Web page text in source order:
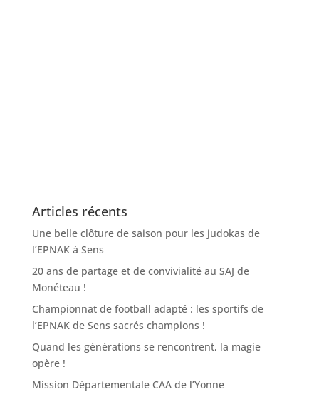
Articles récents
Une belle clôture de saison pour les judokas de
l’EPNAK à Sens
20 ans de partage et de convivialité au SAJ de
Monéteau !
Championnat de football adapté : les sportifs de
l’EPNAK de Sens sacrés champions !
Quand les générations se rencontrent, la magie
opère !
Mission Départementale CAA de l’Yonne